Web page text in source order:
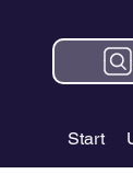
Start